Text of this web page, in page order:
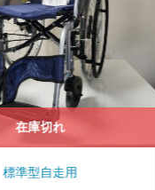
標準型自走用
在庫切れ